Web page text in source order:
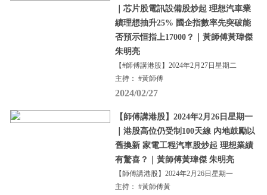
｜芯片股電訊設備股炒起 理想汽車業
績理想抽升25% 國企指數率先突破能
否預示恒指上17000？｜黃師傅黃瑋傑
朱明亮
【#師傅講港股】2024年2月27日星期二
主持： #黃師傅
2024/02/27
【師傅講港股】2024年2月26日星期一
｜港股高位仍受制100天線 內地鼓勵以
舊換新 家電工程汽車股炒起 理想業績
有驚喜？｜黃師傅黃瑋傑 朱明亮
【師傅講港股】2024年2月26日星期一
主持： #黃師傅黃